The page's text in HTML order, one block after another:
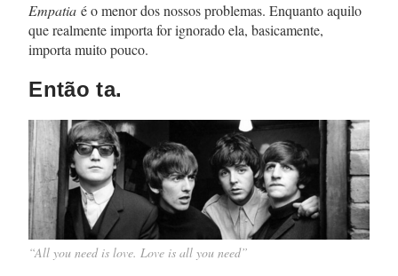
Empatia é o menor dos nossos problemas. Enquanto aquilo
que realmente importa for ignorado ela, basicamente,
importa muito pouco.
Então ta.
“All you need is love. Love is all you need”